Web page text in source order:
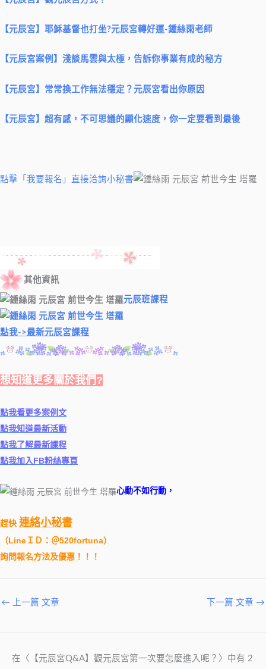
【元辰宮】耶穌基督也打坐?元辰宮轉好運-鍾絲雨老師
【元辰宮案例】淺談馬雲與太極，告訴你事業有成的秘方
【元辰宮】常常換工作無法穩定？元辰宮看出你原因
【元辰宮】超有感，不可思議的顯化速度，你一定要看到最後
點擊「我要報名」直接洽詢小秘書
其他資訊
元辰班課程
點我->最新元辰宮課程
想知道更多關於我們?
點我看更多案例文
點我知道最新活動
點我了解最新課程
點我加入FB粉絲專頁
心動不如行動，
趕快 連絡小秘書
（LineＩＤ：＠520fortuna）
詢問報名方法及優惠！！！
← 上一篇 文章 下一篇 文章 →
在〈【元辰宮Q&A】觀元辰宮第一次要怎麼進入呢？〉中有 2